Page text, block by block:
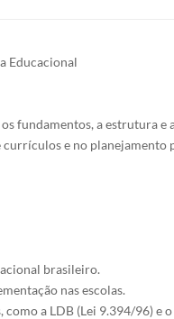
Educacional
fundamentos, a estrutura
e no planejamento
brasileiro.
nas escolas.
a LDB (Lei 9.394/96) e